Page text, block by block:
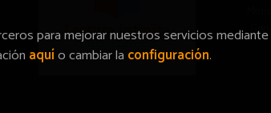
para mejorar nuestros servicios
aquío cambiar la configuración.